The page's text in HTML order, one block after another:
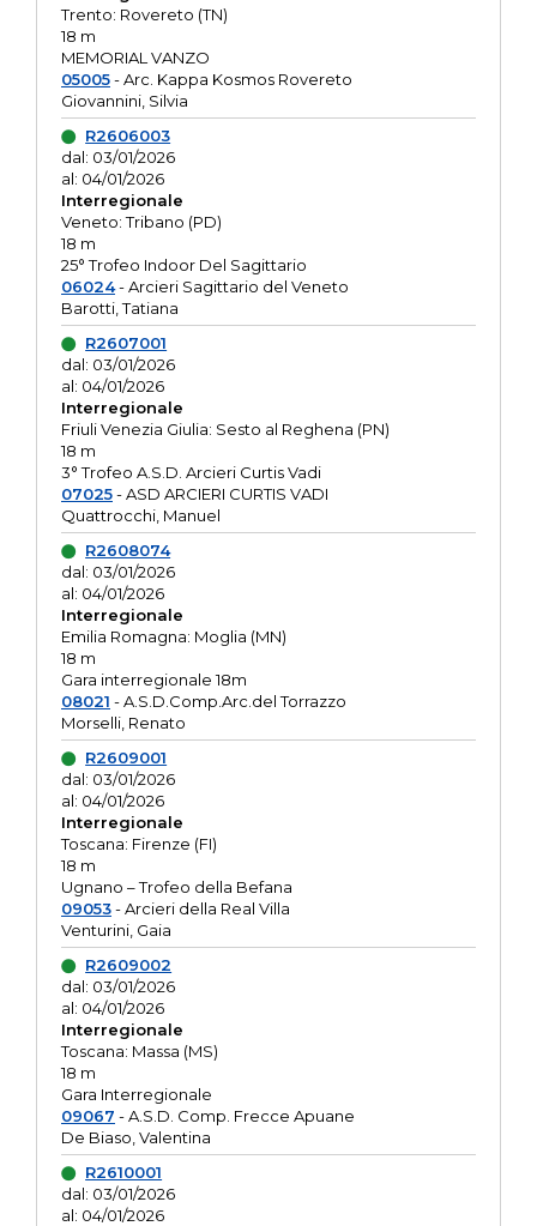
Trento: Rovereto (TN)
18 m
MEMORIAL VANZO
05005- Arc. Kappa Kosmos Rovereto
Giovannini, Silvia
R2606003
dal: 03/01/2026
al: 04/01/2026
Interregionale
Veneto: Tribano (PD)
18 m
25° Trofeo Indoor Del Sagittario
06024- Arcieri Sagittario del Veneto
Barotti, Tatiana
R2607001
dal: 03/01/2026
al: 04/01/2026
Interregionale
Friuli Venezia Giulia: Sesto al Reghena (PN)
18 m
3° Trofeo A.S.D. Arcieri Curtis Vadi
07025- ASD ARCIERI CURTIS VADI
Quattrocchi, Manuel
R2608074
dal: 03/01/2026
al: 04/01/2026
Interregionale
Emilia Romagna: Moglia (MN)
18 m
Gara interregionale 18m
08021 - A.S.D.Comp.Arc.del Torrazzo
Morselli, Renato
R2609001
dal: 03/01/2026
al: 04/01/2026
Interregionale
Toscana: Firenze (FI)
18 m
Ugnano – Trofeo della Befana
09053- Arcieri della Real Villa
Venturini, Gaia
R2609002
dal: 03/01/2026
al: 04/01/2026
Interregionale
Toscana: Massa (MS)
18 m
Gara Interregionale
09067 - A.S.D. Comp. Frecce Apuane
De Biaso, Valentina
R2610001
dal: 03/01/2026
al: 04/01/2026